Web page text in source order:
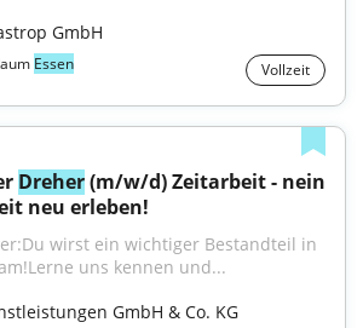
GmbH
Essen Vollzeit
Dreher (m/w/d) Zeitarbeit - nein
neu erleben!
wirst ein wichtiger Bestandteil in
uns kennen und...
GmbH & Co. KG